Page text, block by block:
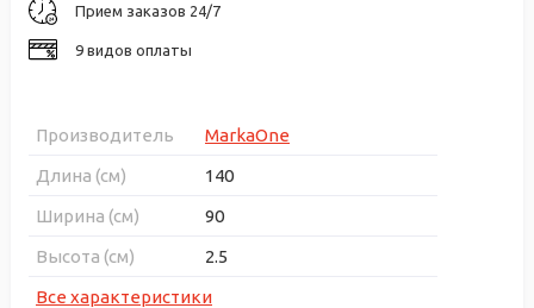
Прием заказов 24/7
9 видов оплаты
Производитель
MarkaOne
Длина (см)
140
Ширина (см)
90
Высота (см)
2.5
Все характеристики